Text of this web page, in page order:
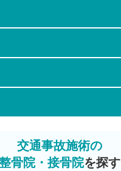
交通事故施術の
骨院・接骨院を探す